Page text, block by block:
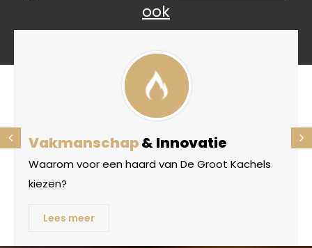
ook
Vakmanschap& Innovatie
Waarom voor een haard van De Groot Kachels
kiezen?
Lees meer